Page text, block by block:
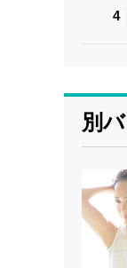
4
別